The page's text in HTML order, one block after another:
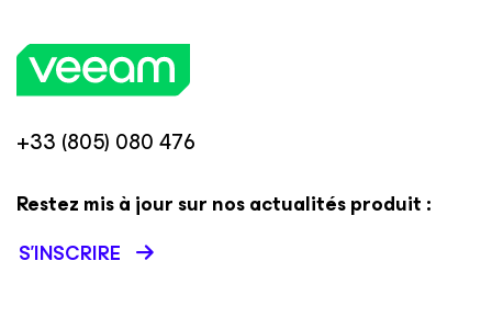
+33 (805) 080 476
Restez mis à jour sur nos actualités produit :
S’INSCRIRE